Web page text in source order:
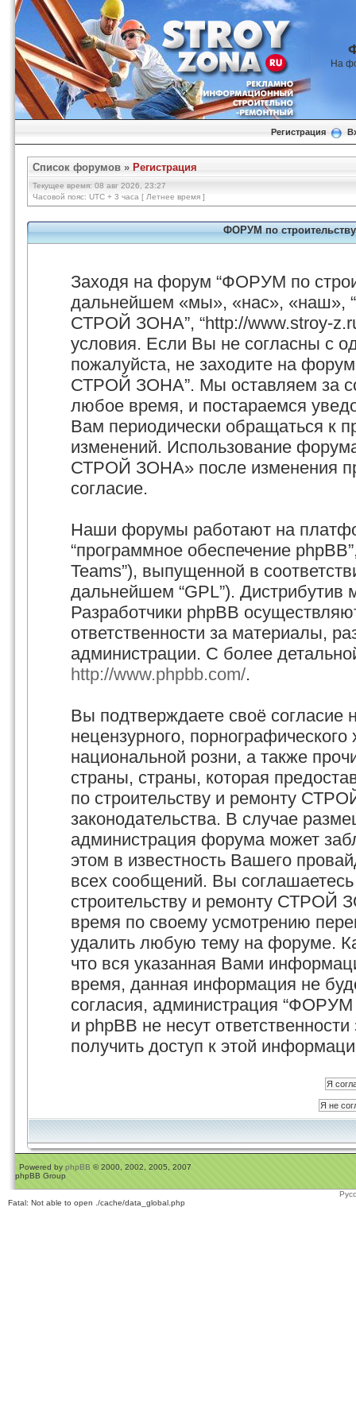
На
Регистрация
Список форумов » Регистрация
Текущее время: 08 авг 2026, 23:27
Часовой пояс: UTC + 3 часа [ Летнее время ]
ФОРУМ по
Заходя на форум “ФОРУМ по
дальнейшем «мы», «нас», «наш»,
СТРОЙ ЗОНА”, “http://www.stroy-
условия. Если Вы не согласны с
пожалуйста, не заходите на
СТРОЙ ЗОНА”. Мы оставляем за
любое время, и постараемся
Вам периодически обращаться к
изменений. Использование
СТРОЙ ЗОНА» после изменения
согласие.
Наши форумы работают на
“программное обеспечение
Teams”), выпущенной в
дальнейшем “GPL”). Дистрибутив
Разработчики phpBB
ответственности за материалы,
администрации. С более
http://www.phpbb.com/.
Вы подтверждаете своё согласие
нецензурного,
национальной розни, а также
страны, страны, которая
по строительству и ремонту
законодательства. В случае
администрация форума может
этом в известность Вашего
всех сообщений. Вы
строительству и ремонту СТРОЙ
время по своему усмотрению
удалить любую тему на форуме.
что вся указанная Вами
время, данная информация не
согласия, администрация
и phpBB не несут
получить доступ к этой
Powered by phpBB © 2000, 2002, 2005, 2007
phpBB Group
Fatal: Not able to open ./cache/data_global.php